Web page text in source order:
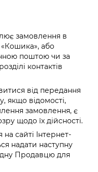
замовлення в
або
поштою чи за
контактів
від передання
якщо відомості,
замовлення, є
щодо їх дійсності.
сайті Інтернет-
надати наступну
Продавцю для